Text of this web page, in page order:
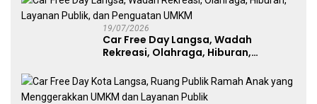
19/07/2026
Car Free Day Langsa, Wadah
Rekreasi, Olahraga, Hiburan,
UMKM